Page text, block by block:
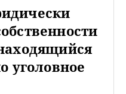
уголовное